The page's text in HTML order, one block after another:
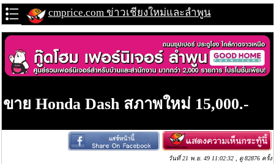
cmprice.com ข่าวเชียงใหม่และลำพูน
ขาย Honda Dash สภาพใหม่ 15,000.-
วันที่ 21 พ.ย. 49 11:02:32 , ดู 82876 ครั้ง